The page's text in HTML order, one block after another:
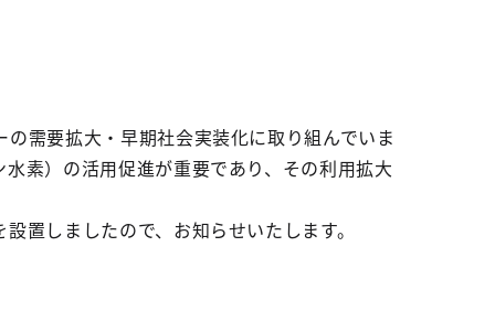
需要拡大・早期社会実装化に取り組んでいま
素）の活用促進が重要であり、その利用拡大
置しましたので、お知らせいたします。